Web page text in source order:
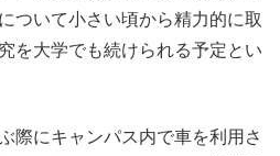
ついて小さい頃から精力的に取
を大学でも続けられる予定とい
際にキャンパス内で車を利用さ